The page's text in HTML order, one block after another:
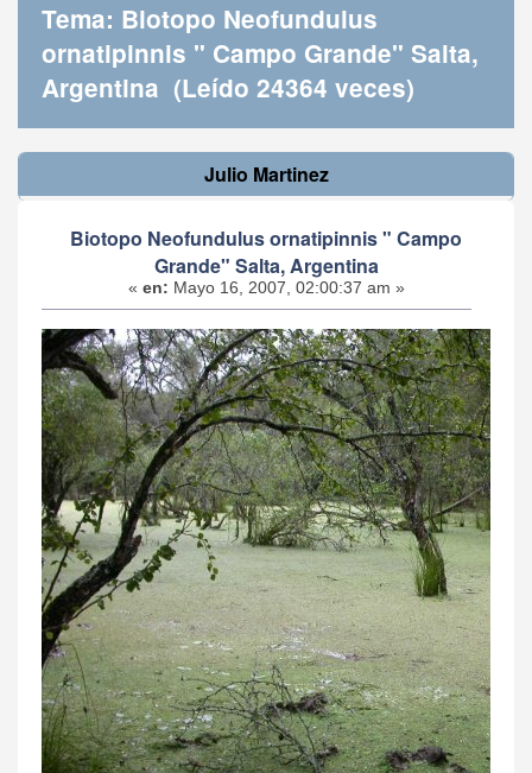
Tema: Biotopo Neofundulus
ornatipinnis " Campo Grande" Salta,
Argentina (Leído 24364 veces)
Julio Martinez
Biotopo Neofundulus ornatipinnis " Campo
Grande" Salta, Argentina
« en: Mayo 16, 2007, 02:00:37 am »